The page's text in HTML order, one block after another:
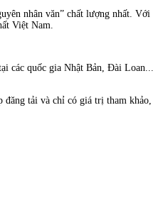
nhân văn” chất lượng nhất. Với
Việt Nam.
các quốc gia Nhật Bản, Đài Loan...
tải và chỉ có giá trị tham khảo,